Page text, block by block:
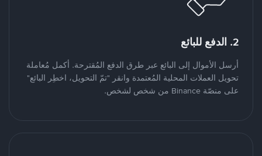
2. الدفع للبائع
أرسل الأموال إلى البائع عبر طرق الدفع المُقترحة. أكمل مُعاملة
تحويل العملات المحلية المُعتمدة وانقر "تمّ التحويل، اخطِر البائع"
على منصّة Binance من شخص لشخص.